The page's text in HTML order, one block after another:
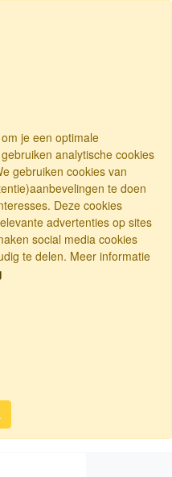
je een optimale
analytische cookies
gebruiken cookies van
te doen
Deze cookies
advertenties op sites
social media cookies
te delen. Meer informatie